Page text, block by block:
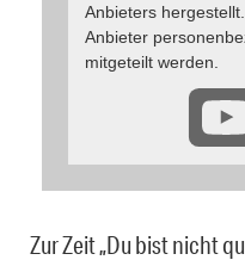
Anbieters
Anbieter
mitgeteilt werden.
Zur Zeit „Du bist nicht